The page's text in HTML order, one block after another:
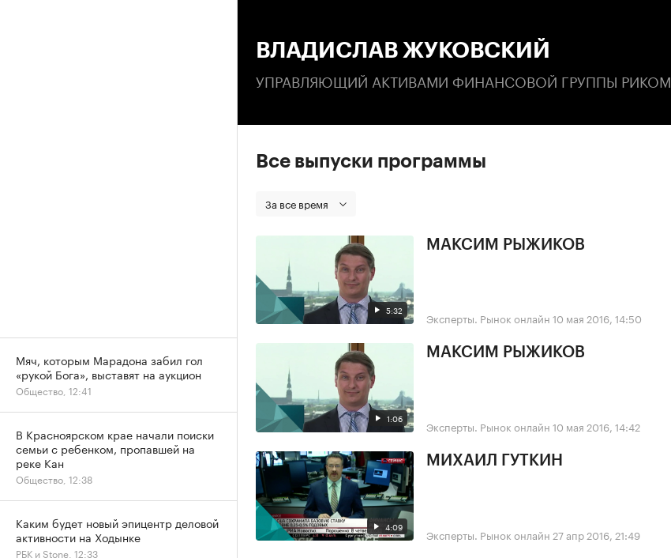
ВЛАДИСЛАВ ЖУКОВСКИЙ
УПРАВЛЯЮЩИЙ АКТИВАМИ ФИНАНСОВОЙ ГРУППЫ РИКОМ
Все выпуски программы
За все время
5:32
МАКСИМ РЫЖИКОВ
Эксперты. Рынок онлайн 10 мая 2016, 14:50
1:06
МАКСИМ РЫЖИКОВ
Эксперты. Рынок онлайн 10 мая 2016, 14:42
4:09
МИХАИЛ ГУТКИН
Эксперты. Рынок онлайн 27 апр 2016, 21:49
Мяч, которым Марадона забил гол
«рукой Бога», выставят на аукцион
Общество, 12:41
В Красноярском крае начали поиски
семьи с ребенком, пропавшей на
реке Кан
Общество, 12:38
Каким будет новый эпицентр деловой
активности на Ходынке
РБК и Stone, 12:33